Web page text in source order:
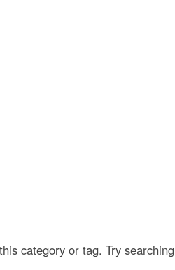
category or tag. Try searching